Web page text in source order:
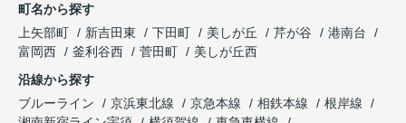
町名から探す
上矢部町
新吉田東 下田町 美しが丘 芹が谷
港南台
富岡西
釜利谷西 菅田町
美しが丘西
沿線から探す
ブルーライン
京浜東北線 京急本線 相鉄本線
根岸線